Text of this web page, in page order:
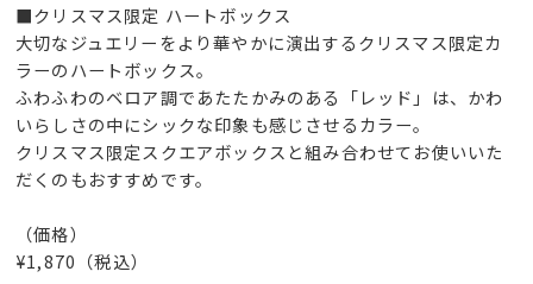
■クリスマス限定 ハートボックス
大切なジュエリーをより華やかに演出するクリスマス限定カ
ラーのハートボックス。
ふわふわのベロア調であたたかみのある「レッド」は、かわ
いらしさの中にシックな印象も感じさせるカラー。
クリスマス限定スクエアボックスと組み合わせてお使いいた
だくのもおすすめです。
（価格）
¥1,870（税込）